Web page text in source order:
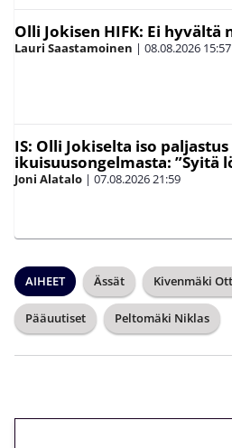
Olli Jokisen HIFK: Ei hyvältä
Lauri Saastamoinen | 08.08.2026 15:57
IS: Olli Jokiselta iso paljastus
ikuisuusongelmasta: ”Syitä
Joni Alatalo | 07.08.202621:59
AIHEET Ässät Kivenmäki
Pääuutiset Peltomäki Niklas